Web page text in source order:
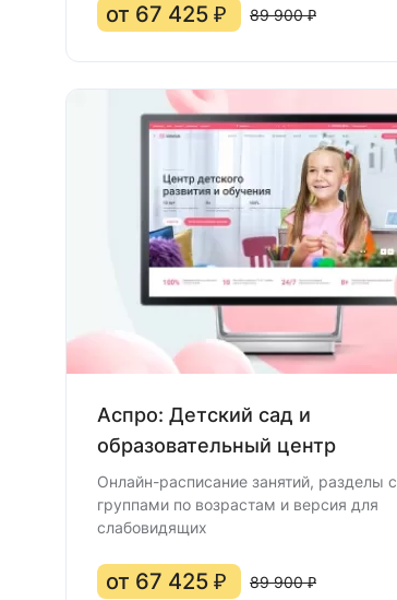
от 67 425 ₽ 89 900 ₽
Аспро: Детский сад и
образовательный центр
Онлайн-расписание занятий, разделы с
группами по возрастам и версия для
слабовидящих
от 67 425 ₽ 89 900 ₽